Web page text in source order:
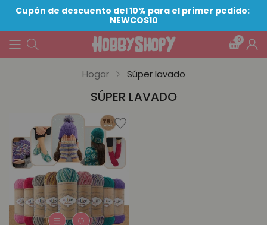
Cupón de descuento del 10% para el primer pedido:
NEWCOS10
0
Hogar Súper lavado
SÚPER LAVADO